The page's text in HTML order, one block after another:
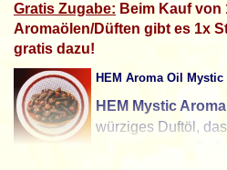
Gratis Zugabe: Beim Kauf von
Aromaölen/Düften gibt es 1x
gratis dazu!
HEM Aroma Oil Mystic
HEM Mystic
würziges Duftöl,